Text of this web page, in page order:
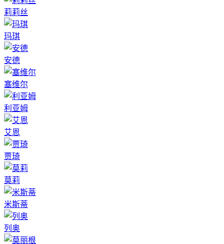
莉莉丝
玛琪
安德
塞维尔
利亚姆
艾恩
贾琦
莫莉
米斯蒂
列奥